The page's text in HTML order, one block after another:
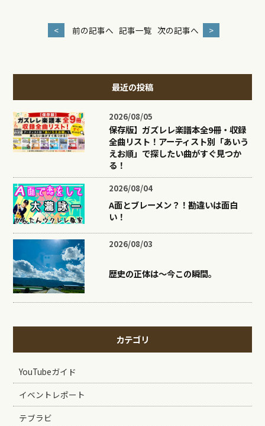
< 前の記事へ 記事一覧 次の記事へ >
最近の投稿
2026/08/05
保存版】ガズレレ楽譜本全9冊・収録
全曲リスト！アーティスト別「あいう
えお順」で探したい曲がすぐ見つか
る！
2026/08/04
A面とブレーメン？！勘違いは面白
い！
2026/08/03
歴史の正体は〜今この瞬間。
カテゴリ
YouTubeガイド
イベントレポート
テブラビ